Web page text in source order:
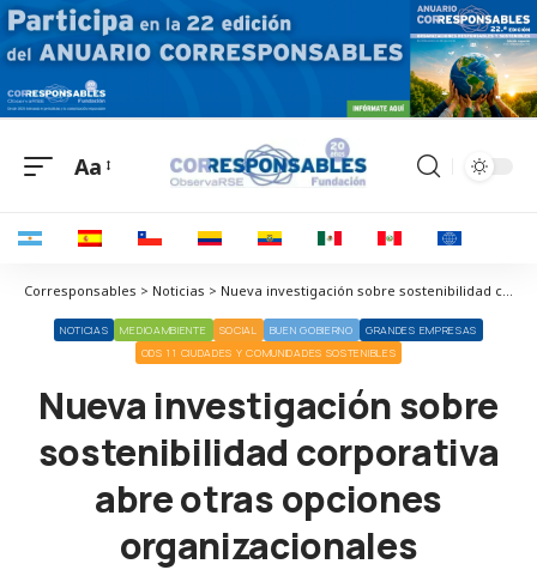
Aa
Corresponsables > Noticias > Nueva investigación sobre sostenibilidad corporativa abre otras opciones organizacionales
NOTICIAS MEDIOAMBIENTE SOCIAL BUEN GOBIERNO
GRANDES EMPRESAS
ODS 11 CIUDADES Y COMUNIDADES SOSTENIBLES
Nueva investigación sobre
sostenibilidad corporativa
abre otras opciones
organizacionales